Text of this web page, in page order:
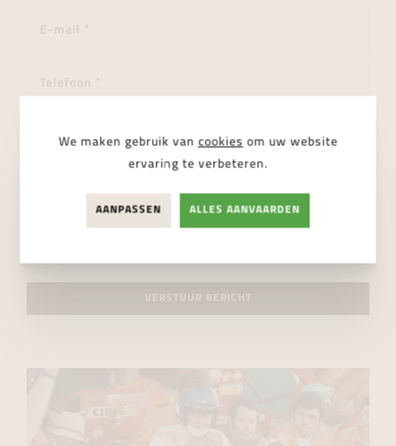
VERSTUUR BERICHT
We maken gebruik van cookies om uw website
ervaring te verbeteren.
AANPASSEN ALLES AANVAARDEN